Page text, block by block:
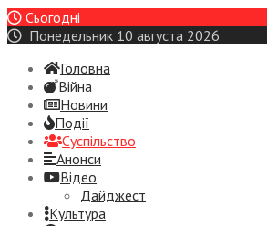
Сьогодні
Понедельник 10 августа 2026
Головна
Війна
Новини
Події
Суспiльство
Анонси
Відео
Дайджест
Культура